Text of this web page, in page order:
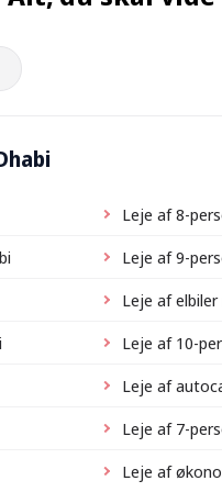
Leje af 8-
Leje af 9-
Leje af
Leje af 10-
Leje af
Leje af 7-
Leje af